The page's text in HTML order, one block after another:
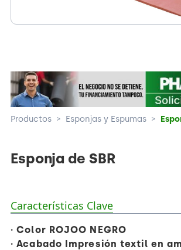
Productos > Esponjas y Espumas >
Esponja de SBR
Características Clave
· Color ROJOO NEGRO
· Acabado Impresión textil en